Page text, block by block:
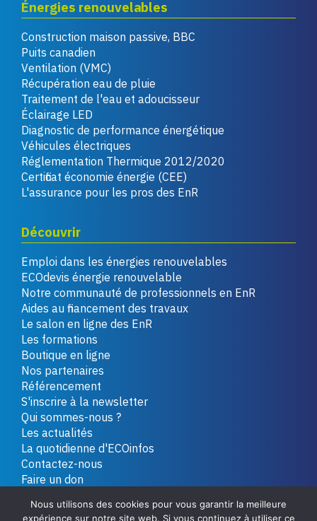
Énergies renouvelables
Construction maison passive, BBC
Puits canadien
Ventilation (VMC)
Récupération eau de pluie
Traitement de l'eau et adoucisseur
Éclairage LED
Diagnostic de performance énergétique
Véhicules électriques
Réglementation Thermique 2012/2020
Certificat économie énergie (CEE)
L'assurance pour les pros des EnR
Découvrir
Emploi dans les énergies renouvelables
ECOdevis énergie renouvelable
Notre communauté de professionnels en EnR
Aides au financement des travaux
Le salon en ligne des EnR
Les formations
Boutique en ligne
Nos partenaires
Référencement
S'inscrire à la newsletter
Qui sommes-nous ?
Les actualités
La quotidienne d'ECOinfos
Contactez-nous
Faire un don
Nous utilisons des cookies pour vous garantir la meilleure
expérience sur notre site web. Si vous continuez à utiliser ce